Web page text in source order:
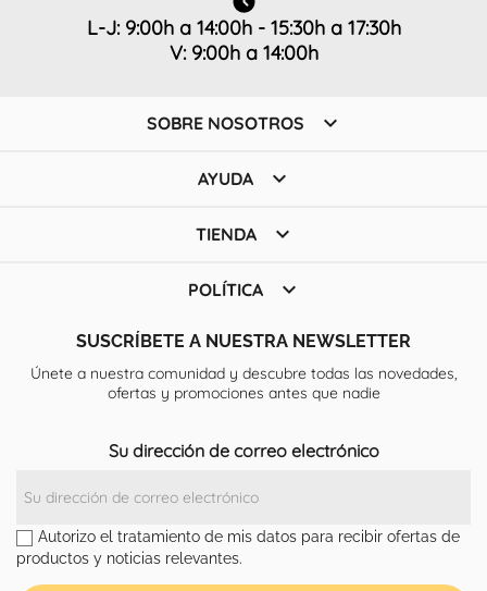
L-J: 9:00h a 14:00h - 15:30h a 17:30h
V: 9:00h a 14:00h
SOBRE NOSOTROS 
AYUDA 
TIENDA 
POLÍTICA 
SUSCRÍBETE A NUESTRA NEWSLETTER
Únete a nuestra comunidad y descubre todas las novedades,
ofertas y promociones antes que nadie
Su dirección de correo electrónico
Autorizo el tratamiento de mis datos para recibir ofertas de
productos y noticias relevantes.